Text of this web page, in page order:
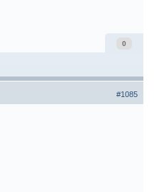
0
#1085